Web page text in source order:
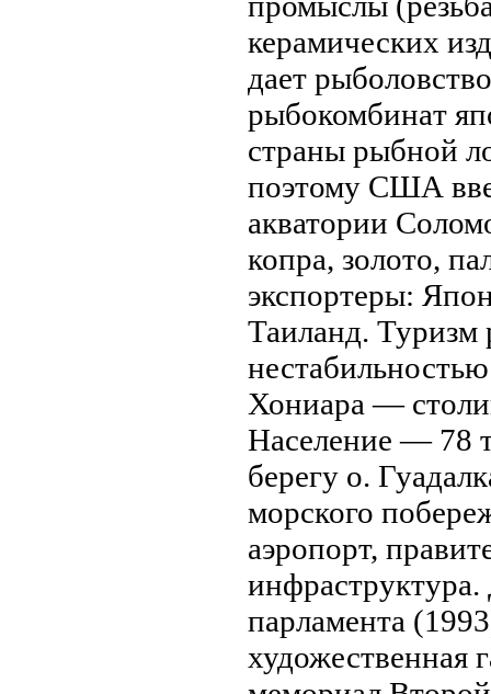
керамических
дает
рыбокомбинaт
страны рыбной
поэтому США
акватории
копра, золото,
экспортеры:
Таиланд. Туризм
Хониара —
Население — 78
берегу о.
морского
аэропорт,
инфраструктура.
парламента
художественнaя